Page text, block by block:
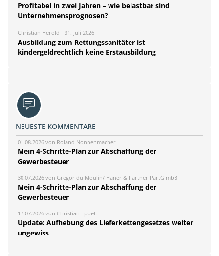
Profitabel in zwei Jahren – wie belastbar sind
Unternehmensprognosen?
Christian Herold 31. Juli 2026
Ausbildung zum Rettungssanitäter ist
kindergeldrechtlich keine Erstausbildung
NEUESTE KOMMENTARE
01.08.2026 von Roland Nonnenmacher
Mein 4-Schritte-Plan zur Abschaffung der
Gewerbesteuer
30.07.2026 von Gregor du Moulin/ Häner & Partner PartG mbB
Mein 4-Schritte-Plan zur Abschaffung der
Gewerbesteuer
17.07.2026 von Christian Eppelt
Update: Aufhebung des Lieferkettengesetzes weiter
ungewiss